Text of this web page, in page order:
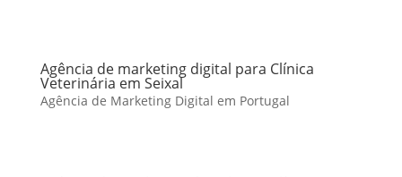
Agência de marketing digital para Clínica
Veterinária em Seixal
Agência de Marketing Digital em Portugal